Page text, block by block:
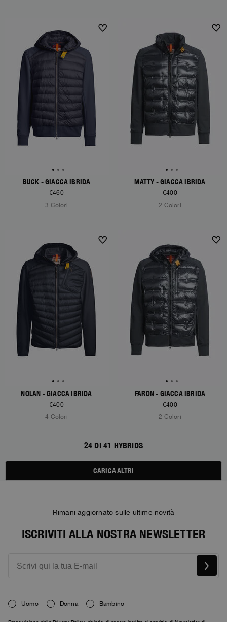
NEW ARRIVALS
BUCK - GIACCA IBRIDA
€460
3 Colori
MATTY - GIACCA IBRIDA
€400
2 Colori
NOLAN - GIACCA IBRIDA
€400
4 Colori
FARON - GIACCA IBRIDA
€400
2 Colori
24 DI 41 HYBRIDS
CARICA ALTRI
Rimani aggiornato sulle ultime novità
ISCRIVITI ALLA NOSTRA NEWSLETTER
Uomo Donna Bambino